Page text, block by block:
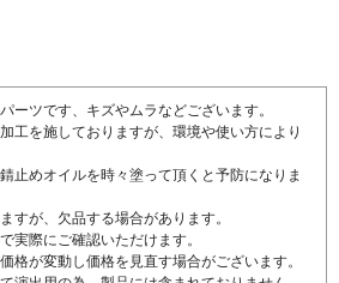
ーツです、キズやムラなどございます。
工を施しておりますが、環境や使い方により
止めオイルを時々塗って頂くと予防になりま
すが、欠品する場合があります。
実際にご確認いただけます。
格が変動し価格を見直す場合がございます。